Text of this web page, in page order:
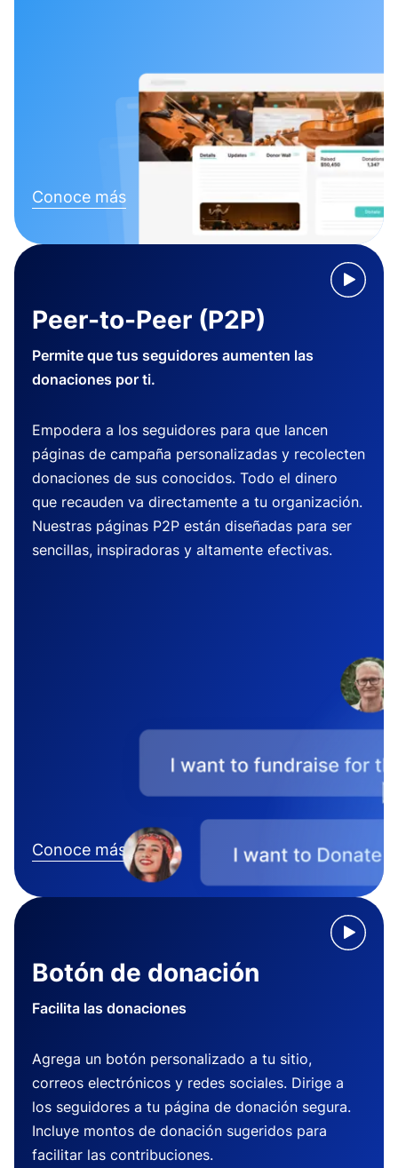
Conoce más
Peer-to-Peer (P2P)
Permite que tus seguidores aumenten las
donaciones por ti.
Empodera a los seguidores para que lancen
páginas de campaña personalizadas y recolecten
donaciones de sus conocidos. Todo el dinero
que recauden va directamente a tu organización.
Nuestras páginas P2P están diseñadas para ser
sencillas, inspiradoras y altamente efectivas.
Conoce más
Botón de donación
Facilita las donaciones
Agrega un botón personalizado a tu sitio,
correos electrónicos y redes sociales. Dirige a
los seguidores a tu página de donación segura.
Incluye montos de donación sugeridos para
facilitar las contribuciones.